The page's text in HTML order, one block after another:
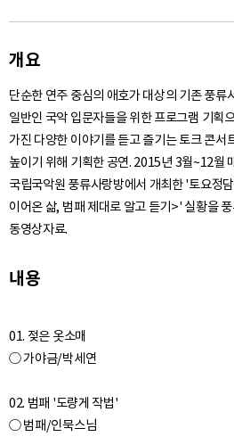
개요
단순한 연주 중심의 애호가 대상의 기존 풍류
일반인 국악 입문자들을 위한 프로그램 기획
가진 다양한 이야기를 듣고 즐기는 토크 콘서
높이기 위해 기획한 공연. 2015년 3월~12월
국립국악원 풍류사랑방에서 개최한 '토요정
이어온 삶, 범패 제대로 알고 듣기>' 실황을
동영상자료.
내용
01. 젖은 옷소매
○ 가야금/박세연
02. 범패 '도량게 작법'
○ 범패/인묵스님